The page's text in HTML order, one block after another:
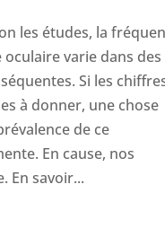
les études, la
oculaire varie dans des
Si les
à donner, une chose
de ce
En cause, nos
En savoir...